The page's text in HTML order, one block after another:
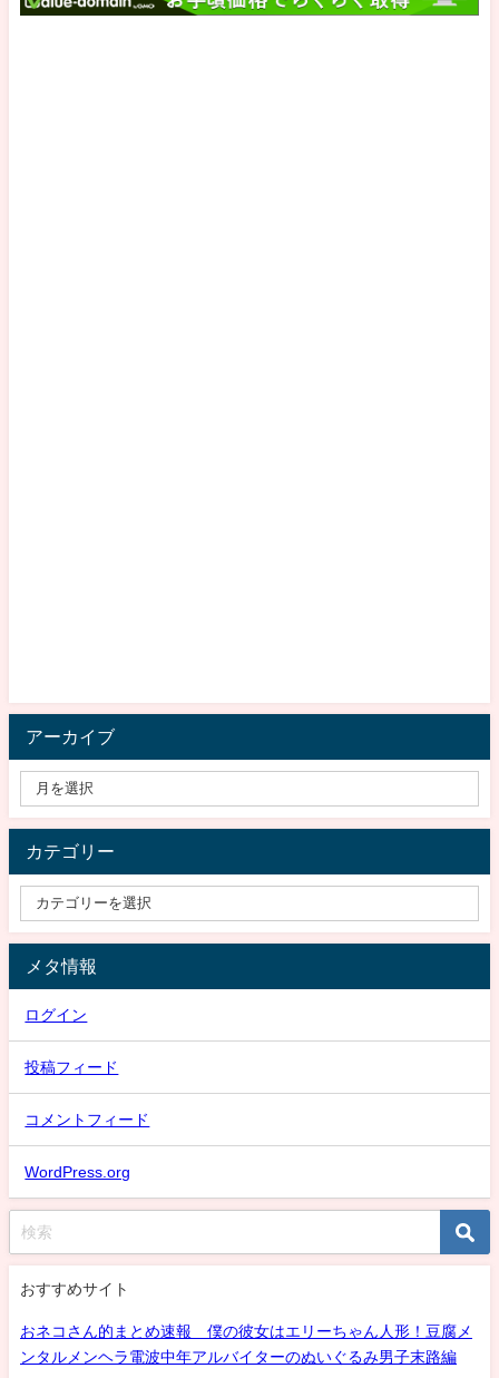
アーカイブ
カテゴリー
メタ情報
ログイン
投稿フィード
コメントフィード
WordPress.org
おすすめサイト
おネコさん的まとめ速報 僕の彼女はエリーちゃん人形！豆腐メ
ンタルメンヘラ電波中年アルバイターのぬいぐるみ男子末路編